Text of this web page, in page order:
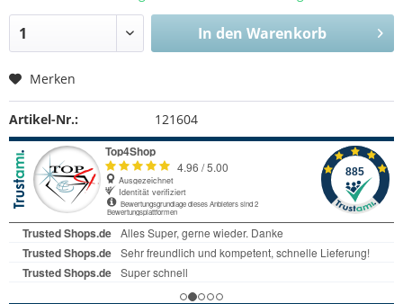
In den Warenkorb
Merken
Artikel-Nr.: 121604